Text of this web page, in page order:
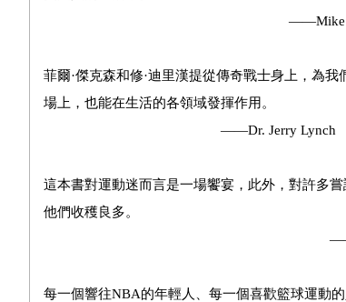
——Mike
菲爾·傑克森和修·迪里漢提從傳奇戰士身上，為
場上，也能在生活的各領域發揮作用。
——Dr. Jerry Lynch
這本書對運動迷而言是一場饗宴，此外，對許多
他們收穫良多。
——Dan
每一個響往NBA的年輕人、每一個喜歡籃球運動